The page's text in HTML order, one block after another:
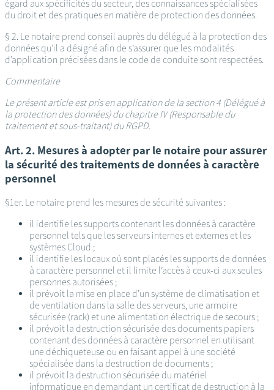
égard aux spécificités du secteur, des connaissances spécialisées
du droit et des pratiques en matière de protection des données.
§ 2. Le notaire prend conseil auprès du délégué à la protection des
données qu’il a désigné afin de s’assurer que les modalités
d’application précisées dans le code de conduite sont respectées.
Commentaire
Le présent article est pris en application de la section 4 (Délégué à
la protection des données) du chapitre IV (Responsable du
traitement et sous-traitant) du RGPD.
Art. 2. Mesures à adopter par le notaire pour assurer
la sécurité des traitements de données à caractère
personnel
§1er. Le notaire prend les mesures de sécurité suivantes :
il identifie les supports contenant les données à caractère
personnel tels que les serveurs internes et externes et les
systèmes Cloud ;
il identifie les locaux où sont placés les supports de données
à caractère personnel et il limite l’accès à ceux-ci aux seules
personnes autorisées ;
il prévoit la mise en place d’un système de climatisation et
de ventilation dans la salle des serveurs, une armoire
sécurisée (rack) et une alimentation électrique de secours ;
il prévoit la destruction sécurisée des documents papiers
contenant des données à caractère personnel en utilisant
une déchiqueteuse ou en faisant appel à une société
spécialisée dans la destruction de documents ;
il prévoit la destruction sécurisée du matériel
informatique en demandant un certificat de destruction à la